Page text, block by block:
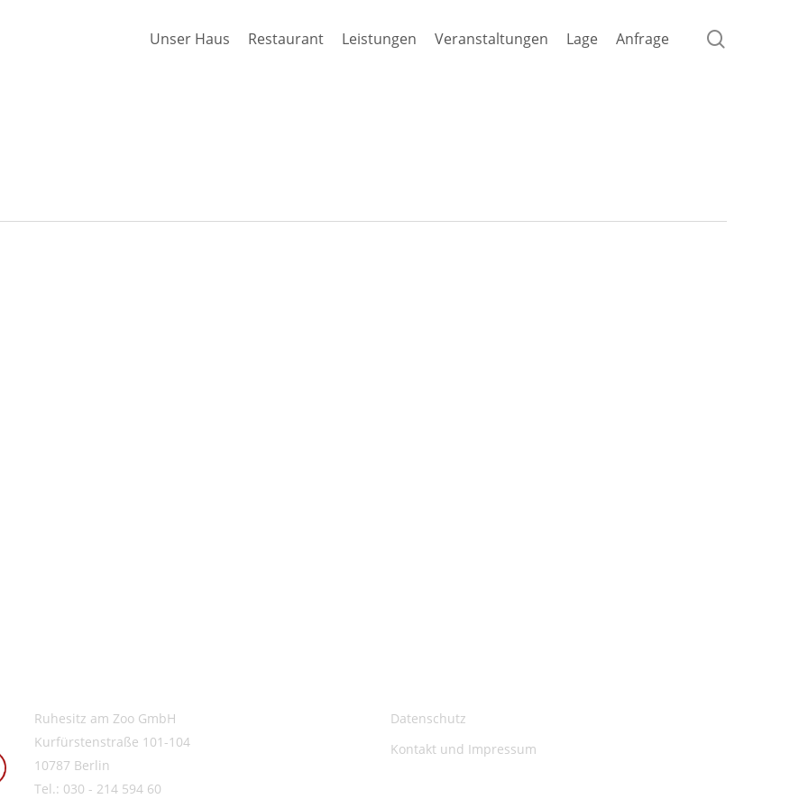
Unser Haus Restaurant Leistungen Veranstaltungen Lage Anfrage
Ruhesitz am Zoo GmbH
Kurfürstenstraße 101-104
10787 Berlin
Tel.: 030 - 214 594 60
Datenschutz
Kontakt und Impressum